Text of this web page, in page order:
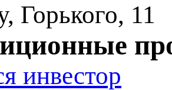
, Горького, 11
инвестор